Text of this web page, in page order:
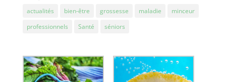
actualités bien-être grossesse maladie
minceur
professionnels
Santé séniors